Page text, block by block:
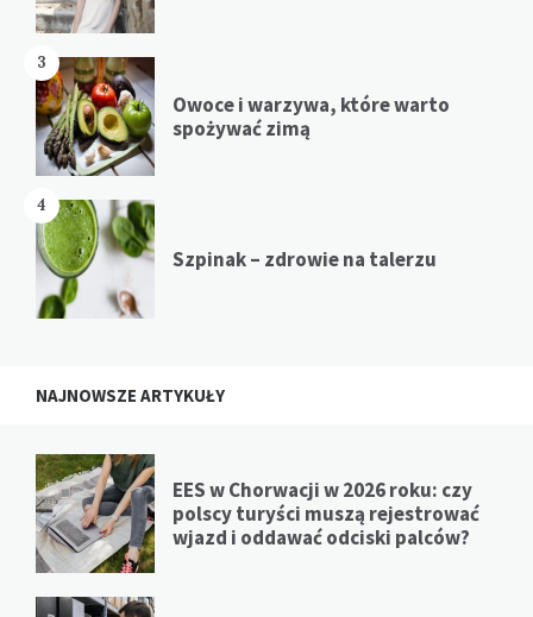
3
Owoce i warzywa, które warto
spożywać zimą
4
Szpinak – zdrowie na talerzu
NAJNOWSZE ARTYKUŁY
EES w Chorwacji w 2026 roku: czy
polscy turyści muszą rejestrować
wjazd i oddawać odciski palców?